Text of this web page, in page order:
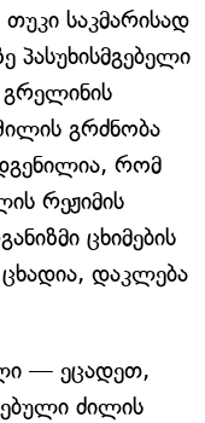
საკმარისად
პასუხისმგებელი
გრძნობა
რომ
რეჟიმის
ცხიმების
დაკლება
— ეცადეთ,
ძილის